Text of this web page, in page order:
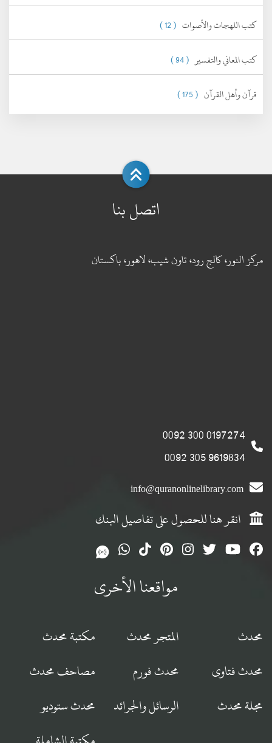
كتب اللهجات والأصوات ( 12 )
كتب المعاني والتفسير ( 94 )
قرآن وأهل القرآن ( 175 )
اتصل بنا
مركز النور، كالج رود، تاون شيب، لاهور، باكستان
0197274 300 0092
9619834 305 0092
info@quranonlinelibrary.com
انقر هنا للحصول على تفاصيل البنك
مواقعنا الأخرى
محدث المتجر محدث
مكتبة محدث
محدث فتاوى
محدث فورم
مصاحف محدث
مجلة محدث
الرسائل والجرائد محدث ستوديو